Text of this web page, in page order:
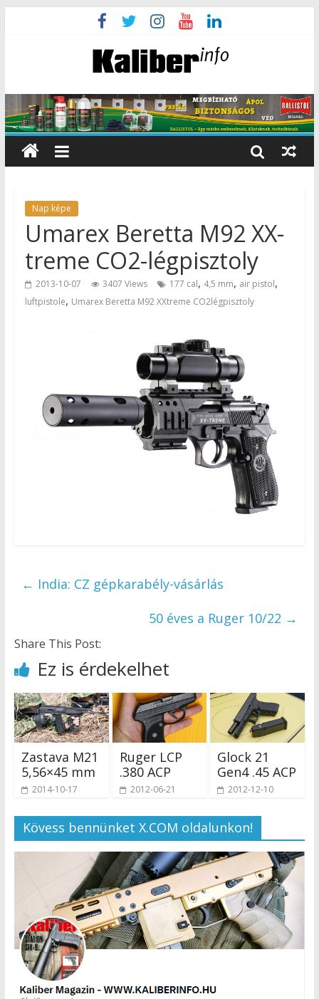
Nap képe
Umarex Beretta M92 XX-
treme CO2-légpisztoly
2013-10-07 3407 Views 177 cal, 4,5 mm, air pistol,
luftpistole, Umarex Beretta M92 XXtreme CO2légpisztoly
← India: CZ gépkarabély-vásárlás
50 éves a Ruger 10/22 →
Share This Post:
Ez is érdekelhet
Zastava M21
5,56×45 mm
2014-10-17
Ruger LCP
.380 ACP
2012-06-21
Glock 21
Gen4 .45 ACP
2012-12-10
Kövess bennünket X.COM oldalunkon!